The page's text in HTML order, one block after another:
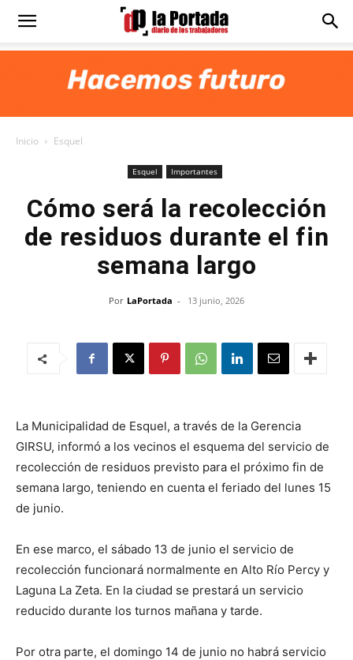
Diario
Inicio Esquel
Esquel Importantes
Cómo será la recolección
de residuos durante el fin
semana largo
Por LaPortada - 13 junio, 2026
La Municipalidad de Esquel, a través de la Gerencia
GIRSU, informó a los vecinos el esquema del servicio de
recolección de residuos previsto para el próximo fin de
semana largo, teniendo en cuenta el feriado del lunes 15
de junio.
En ese marco, el sábado 13 de junio el servicio de
recolección funcionará normalmente en Alto Río Percy y
Laguna La Zeta. En la ciudad se prestará un servicio
reducido durante los turnos mañana y tarde.
Por otra parte, el domingo 14 de junio no habrá servicio